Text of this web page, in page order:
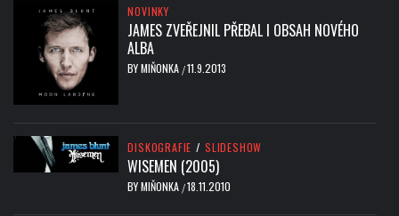
NOVINKY
JAMES ZVEŘEJNIL PŘEBAL I OBSAH NOVÉHO
ALBA
BYMIŇONKA /11.9.2013
DISKOGRAFIE / SLIDESHOW
WISEMEN (2005)
BYMIŇONKA /18.11.2010